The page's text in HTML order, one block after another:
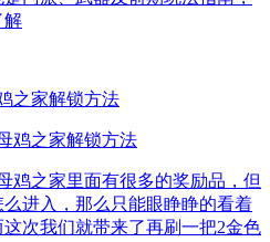
解
之家解锁方法
鸡之家里面有很多的奖励品，但
进入，那么只能眼睁睁的看着
次我们就带来了再刷一把2金色